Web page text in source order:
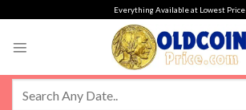
Everything Available at Lowest Price